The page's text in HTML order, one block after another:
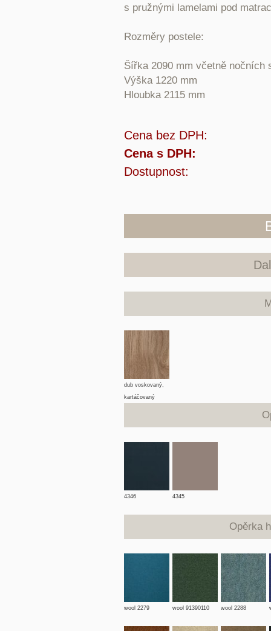
s pružnými lamelami pod
Rozměry postele:
Šířka 2090 mm včetně nočních
Výška 1220 mm
Hloubka 2115 mm
Cena bez DPH:
Cena s DPH:
Dostupnost:
dub voskovaný,
kartáčovaný
4346 4345
Opěrka
wool 2279 wool 91390110 wool 2288